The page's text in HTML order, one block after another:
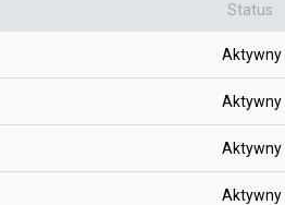
Status
Aktywny
Aktywny
Aktywny
Aktywny